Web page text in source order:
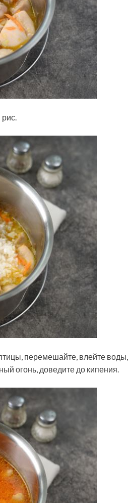
перемешайте, влейте воды,
огонь, доведите до кипения.